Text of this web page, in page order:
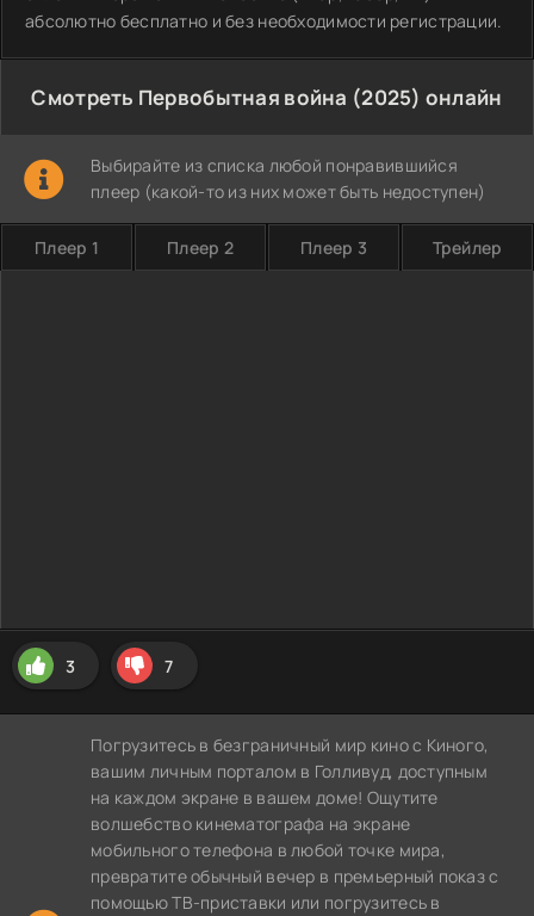
абсолютно бесплатно и без необходимости регистрации.
Смотреть Первобытная война (2025) онлайн
Выбирайте из списка любой понравившийся
плеер (какой-то из них может быть недоступен)
Плеер 1 Плеер 2 Плеер 3 Трейлер
3 7
Погрузитесь в безграничный мир кино с Киного,
вашим личным порталом в Голливуд, доступным
на каждом экране в вашем доме! Ощутите
волшебство кинематографа на экране
мобильного телефона в любой точке мира,
превратите обычный вечер в премьерный показ с
помощью ТВ-приставки или погрузитесь в